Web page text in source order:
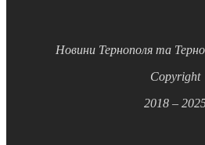
Новини Тернополя та
Copyright
2018 –